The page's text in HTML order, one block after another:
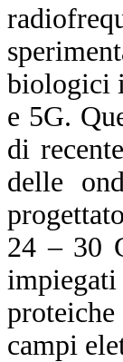
biologici
e 5G.
di
delle
24 – 30
campi